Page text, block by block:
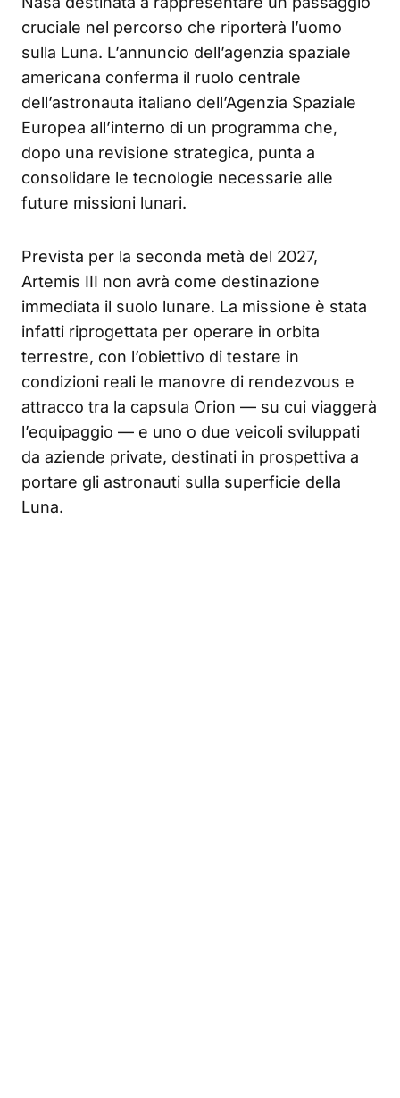
cruciale nel percorso che riporterà l’uomo
sulla Luna. L’annuncio dell’agenzia spaziale
americana conferma il ruolo centrale
dell’astronauta italiano dell’Agenzia Spaziale
Europea all’interno di un programma che,
dopo una revisione strategica, punta a
consolidare le tecnologie necessarie alle
future missioni lunari.
Prevista per la seconda metà del 2027,
Artemis III non avrà come destinazione
immediata il suolo lunare. La missione è stata
infatti riprogettata per operare in orbita
terrestre, con l’obiettivo di testare in
condizioni reali le manovre di rendezvous e
attracco tra la capsula Orion — su cui viaggerà
l’equipaggio — e uno o due veicoli sviluppati
da aziende private, destinati in prospettiva a
portare gli astronauti sulla superficie della
Luna.